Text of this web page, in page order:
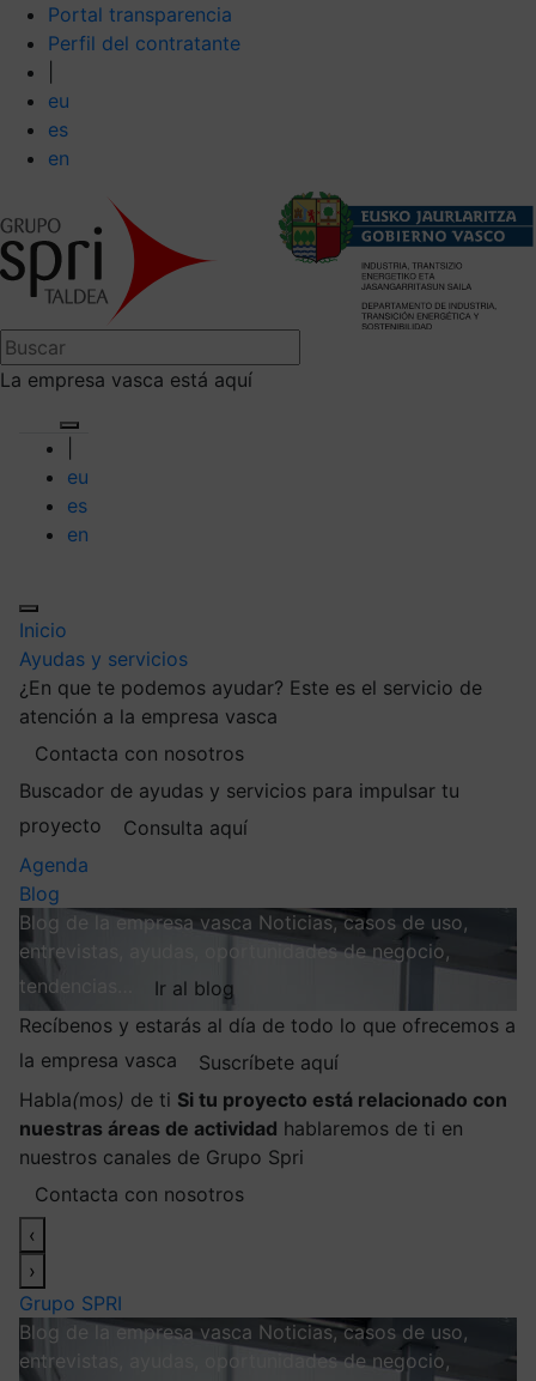
Portal transparencia
Perfil del contratante
eu
es
en
La empresa vasca está aquí
eu
es
en
Inicio
Ayudas y servicios
¿En que te podemos ayudar? Este es el servicio de
atención a la empresa vasca
Contacta con nosotros
Buscador de ayudas y servicios para impulsar tu
proyecto
Consulta aquí
Agenda
Blog
Blog de la empresa vasca Noticias, casos de uso,
entrevistas, ayudas, oportunidades de negocio,
tendencias…
Ir al blog
Recíbenos y estarás al día de todo lo que ofrecemos a
la empresa vasca
Suscríbete aquí
Habla(mos) de ti Si tu proyecto está relacionado con
nuestras áreas de actividad hablaremos de ti en
nuestros canales de Grupo Spri
Contacta con nosotros
‹
›
Grupo SPRI
Blog de la empresa vasca Noticias, casos de uso,
entrevistas, ayudas, oportunidades de negocio,